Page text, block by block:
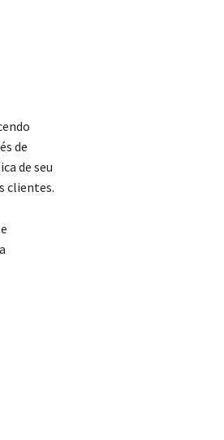
de
de seu
clientes.